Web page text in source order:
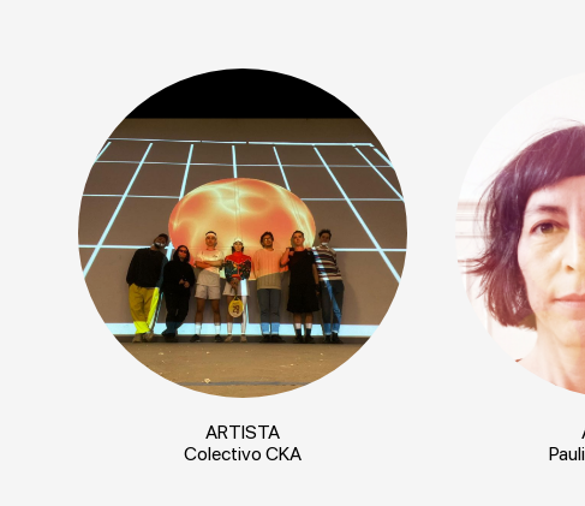
ARTISTA
Colectivo CKA